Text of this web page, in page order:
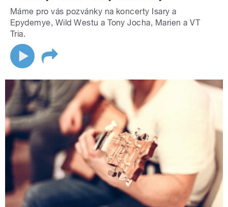
Máme pro vás pozvánky na koncerty Isary a
Epydemye, Wild Westu a Tony Jocha, Marien a VT
Tria.